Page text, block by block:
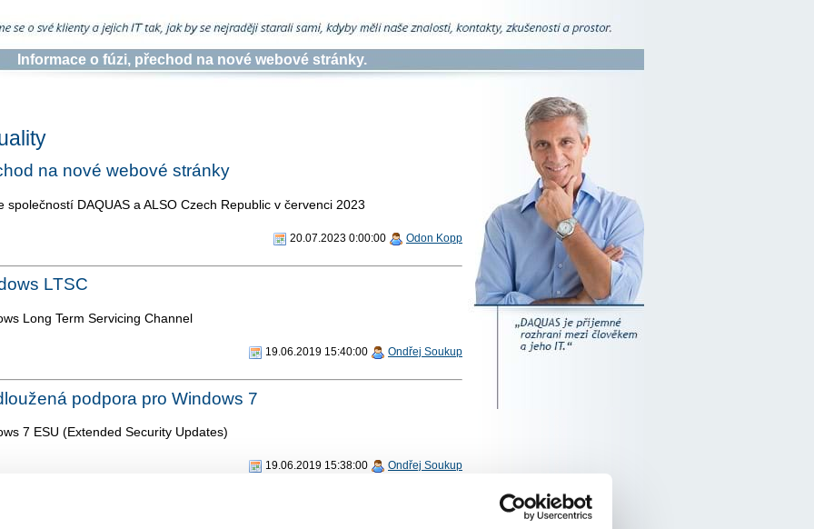
Informace o fúzi, přechod na nové webové stránky.
na nové webové stránky
společností DAQUAS a ALSO Czech Republic v červenci 2023
20.07.2023 0:00:00 Odon Kopp
LTSC
Long Term Servicing Channel
19.06.2019 15:40:00 Ondřej Soukup
podpora pro Windows 7
7 ESU (Extended Security Updates)
19.06.2019 15:38:00 Ondřej Soukup